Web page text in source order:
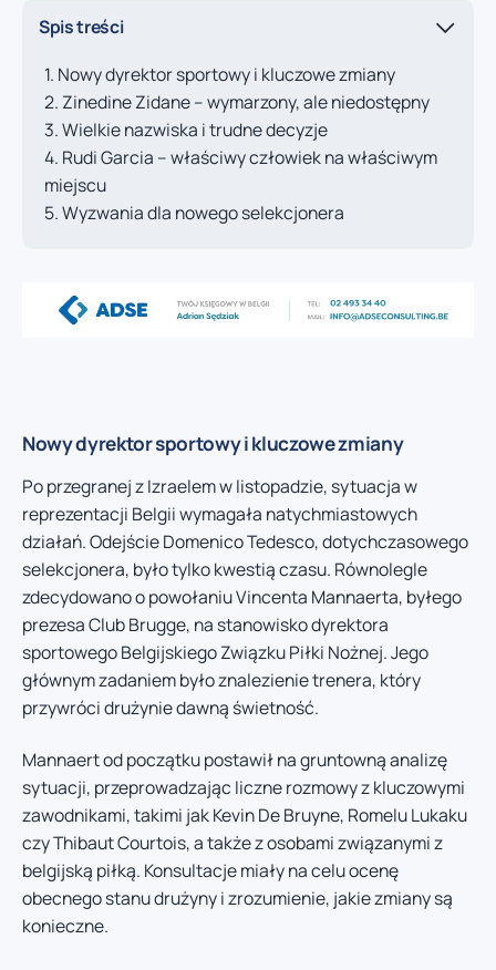
Spis treści
Nowy dyrektor sportowy i kluczowe zmiany
Zinedine Zidane – wymarzony, ale niedostępny
Wielkie nazwiska i trudne decyzje
Rudi Garcia – właściwy człowiek na właściwym
miejscu
Wyzwania dla nowego selekcjonera
Nowy dyrektor sportowy i kluczowe zmiany
Po przegranej z Izraelem w listopadzie, sytuacja w
reprezentacji Belgii wymagała natychmiastowych
działań. Odejście Domenico Tedesco, dotychczasowego
selekcjonera, było tylko kwestią czasu. Równolegle
zdecydowano o powołaniu Vincenta Mannaerta, byłego
prezesa Club Brugge, na stanowisko dyrektora
sportowego Belgijskiego Związku Piłki Nożnej. Jego
głównym zadaniem było znalezienie trenera, który
przywróci drużynie dawną świetność.
Mannaert od początku postawił na gruntowną analizę
sytuacji, przeprowadzając liczne rozmowy z kluczowymi
zawodnikami, takimi jak Kevin De Bruyne, Romelu Lukaku
czy Thibaut Courtois, a także z osobami związanymi z
belgijską piłką. Konsultacje miały na celu ocenę
obecnego stanu drużyny i zrozumienie, jakie zmiany są
konieczne.